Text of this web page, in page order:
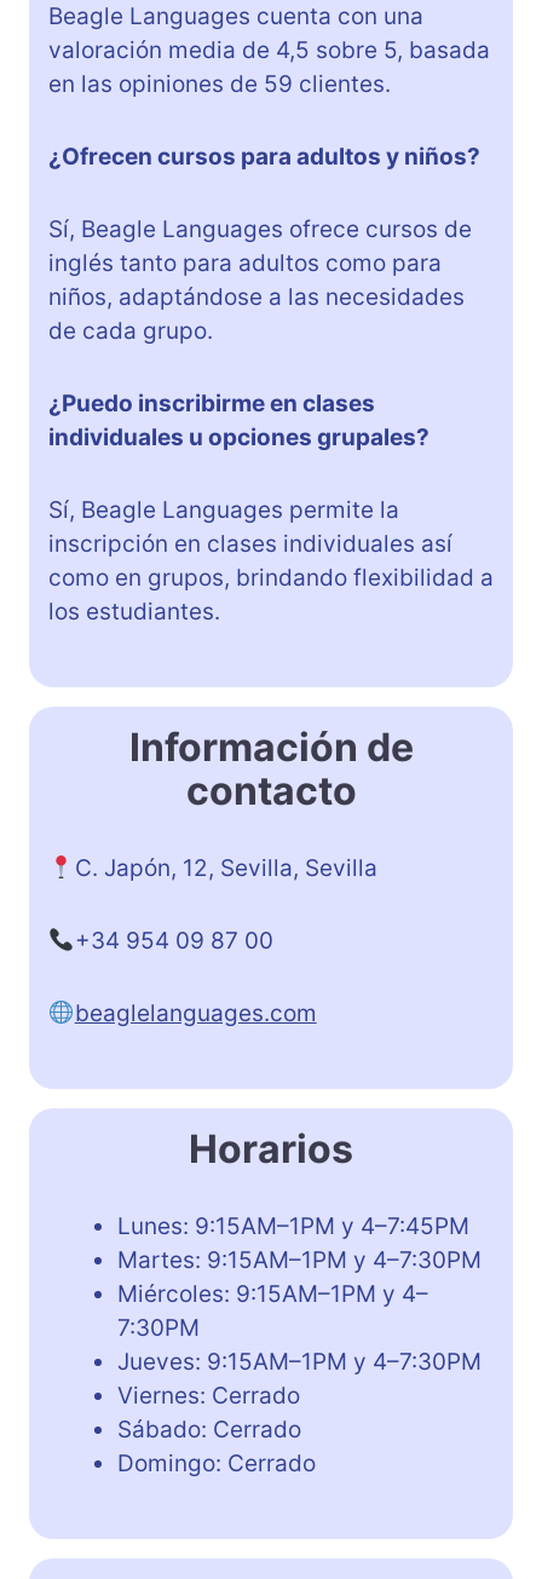
Beagle Languages cuenta con una
valoración media de 4,5 sobre 5, basada
en las opiniones de 59 clientes.
¿Ofrecen cursos para adultos y niños?
Sí, Beagle Languages ofrece cursos de
inglés tanto para adultos como para
niños, adaptándose a las necesidades
de cada grupo.
¿Puedo inscribirme en clases
individuales u opciones grupales?
Sí, Beagle Languages permite la
inscripción en clases individuales así
como en grupos, brindando flexibilidad a
los estudiantes.
Información de
contacto
C. Japón, 12, Sevilla, Sevilla
+34 954 09 87 00
beaglelanguages.com
Horarios
Lunes: 9:15AM–1PM y 4–7:45PM
Martes: 9:15AM–1PM y 4–7:30PM
Miércoles: 9:15AM–1PM y 4–
7:30PM
Jueves: 9:15AM–1PM y 4–7:30PM
Viernes: Cerrado
Sábado: Cerrado
Domingo: Cerrado